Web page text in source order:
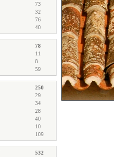
73
32
76
40
78
11
8
59
250
29
34
28
40
10
109
532